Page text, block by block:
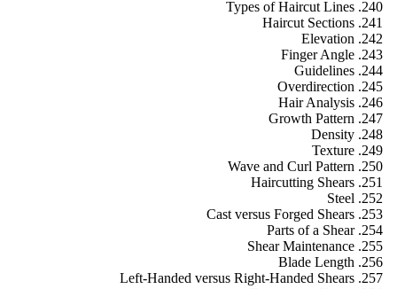
Types of Haircut Lines
Haircut Sections
Elevation
Finger Angle
Guidelines
Overdirection
Hair Analysis
Growth Pattern
Density
Texture
Wave and Curl Pattern
Haircutting Shears
Steel
Cast versus Forged Shears
Parts of a Shear
Shear Maintenance
Blade Length
Left-Handed versus Right-Handed Shears